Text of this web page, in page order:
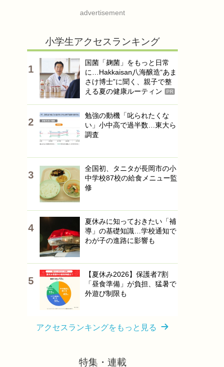
advertisement
小学生アクセスランキング
国菌「麹菌」をもっと日常
に…Hakkaisan八海醸造“あま
さけ博士”に聞く、親子で整
える夏の健康ルーティン
PR
勉強の動機「叱られたくな
い」小中高で過半数…東大ら
調査
全国初、タニタが長岡市の小
中学校87校の給食メニュー監
修
夏休みに知っておきたい「補
導」の基礎知識…学校通知で
わが子の進路に影響も
【夏休み2026】保護者7割
「昼食準備」が負担、猛暑で
外遊び制限も
アクセスランキングをもっと見る
特集・連載